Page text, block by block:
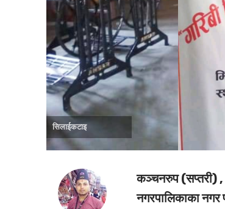
सिलाईकटाइ
कञ्चनरुप (सप्तरी)
नगरपालिकाका